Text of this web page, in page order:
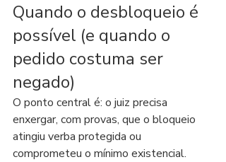
Quando o desbloqueio é
possível (e quando o
pedido costuma ser
negado)
O ponto central é: o juiz precisa
enxergar, com provas, que o bloqueio
atingiu verba protegida ou
comprometeu o mínimo existencial.